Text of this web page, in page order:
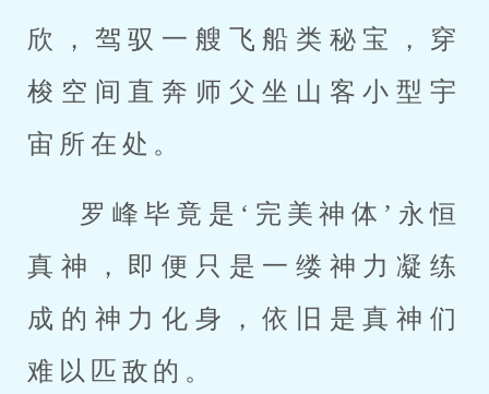
欣，驾驭一艘飞船类秘宝，穿
梭空间直奔师父坐山客小型宇
宙所在处。
罗峰毕竟是‘完美神体’永恒
真神，即便只是一缕神力凝练
成的神力化身，依旧是真神们
难以匹敌的。